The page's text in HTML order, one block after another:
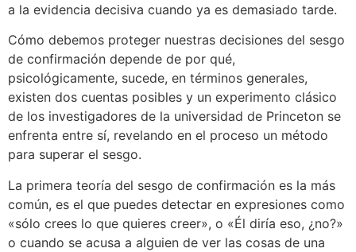
a la evidencia decisiva cuando ya es demasiado tarde.
Cómo debemos proteger nuestras decisiones del sesgo
de confirmación depende de por qué,
psicológicamente, sucede, en términos generales,
existen dos cuentas posibles y un experimento clásico
de los investigadores de la universidad de Princeton se
enfrenta entre sí, revelando en el proceso un método
para superar el sesgo.
La primera teoría del sesgo de confirmación es la más
común, es el que puedes detectar en expresiones como
«sólo crees lo que quieres creer», o «Él diría eso, ¿no?»
o cuando se acusa a alguien de ver las cosas de una